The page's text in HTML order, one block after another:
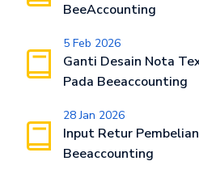
BeeAccounting
5 Feb 2026
Ganti Desain Nota
Pada Beeaccounting
28 Jan 2026
Input Retur
Beeaccounting